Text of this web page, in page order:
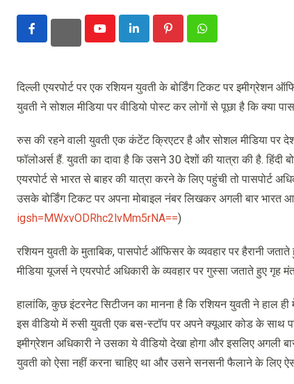
YoutubeLinkedIn PinterestWhatsapp
दिल्ली एयरपोर्ट पर एक रशियन युवती के बोर्डिंग टिकट पर इमीग्रेशन
युवती ने सोशल मीडिया पर वीडियो पोस्ट कर लोगों से पूछा है कि क्या
रुस की रहने वाली युवती एक कंटेंट क्रिएटर है और सोशल मीडिया पर
फॉलोअर्स हैं. युवती का दावा है कि उसने 30 देशों की यात्रा की है.
एयरपोर्ट से भारत से बाहर की यात्रा करने के लिए पहुंची तो पासपोर्ट
उसके बोर्डिंग टिकट पर अपना मोबाइल नंबर लिखकर अगली बार भारत
igsh=MWxvODRhc2lvMm5rNA==)
रशियन युवती के मुताबिक, पासपोर्ट ऑफिसर के व्यवहार पर हैरानी
मीडिया यूजर्स ने एयरपोर्ट अधिकारी के व्यवहार पर गुस्सा जताते हुए गृह
हालांकि, कुछ इंटरनेट सिटीजन का मानना है कि रशियन युवती ने हाल
इस वीडियो में रुसी युवती एक बस-स्टॉप पर अपने क्यूआर कोड के साथ
इमीग्रेशन अधिकारी ने उसका ये वीडियो देखा होगा और इसलिए अगली
युवती को ऐसा नहीं करना चाहिए था और उसने सनसनी फैलाने के लिए